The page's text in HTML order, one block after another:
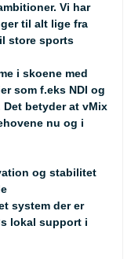
Vi har
til alt lige fra
store sports
i skoene med
som f.eks NDI og
betyder at vMix
nu og i
og stabilitet
system der er
lokal support i